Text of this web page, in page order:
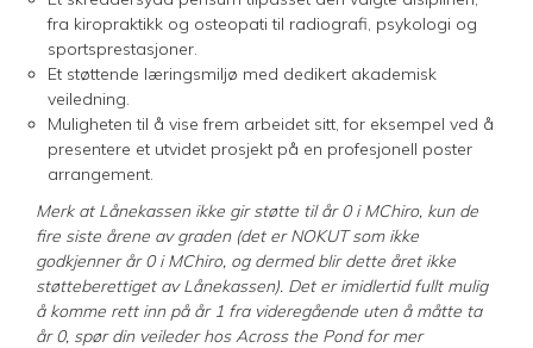
fra kiropraktikk og osteopati til radiografi, psykologi og
sportsprestasjoner.
Et støttende læringsmiljø med dedikert akademisk
veiledning.
Muligheten til å vise frem arbeidet sitt, for eksempel ved å
presentere et utvidet prosjekt på en profesjonell poster
arrangement.
Merk at Lånekassen ikke gir støtte til år 0 i MChiro, kun de
fire siste årene av graden (det er NOKUT som ikke
godkjenner år 0 i MChiro, og dermed blir dette året ikke
støtteberettiget av Lånekassen). Det er imidlertid fullt mulig
å komme rett inn på år 1 fra videregående uten å måtte ta
år 0, spør din veileder hos Across the Pond for mer